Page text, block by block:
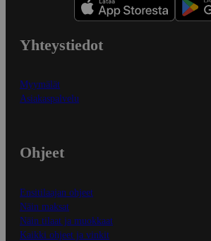
Yhteystiedot
Myymälät
Asiakaspalvelu
Ohjeet
Ensitilaajan ohjeet
Näin maksat
Näin tilaat ja muokkaat
Kaikki ohjeet ja vinkit